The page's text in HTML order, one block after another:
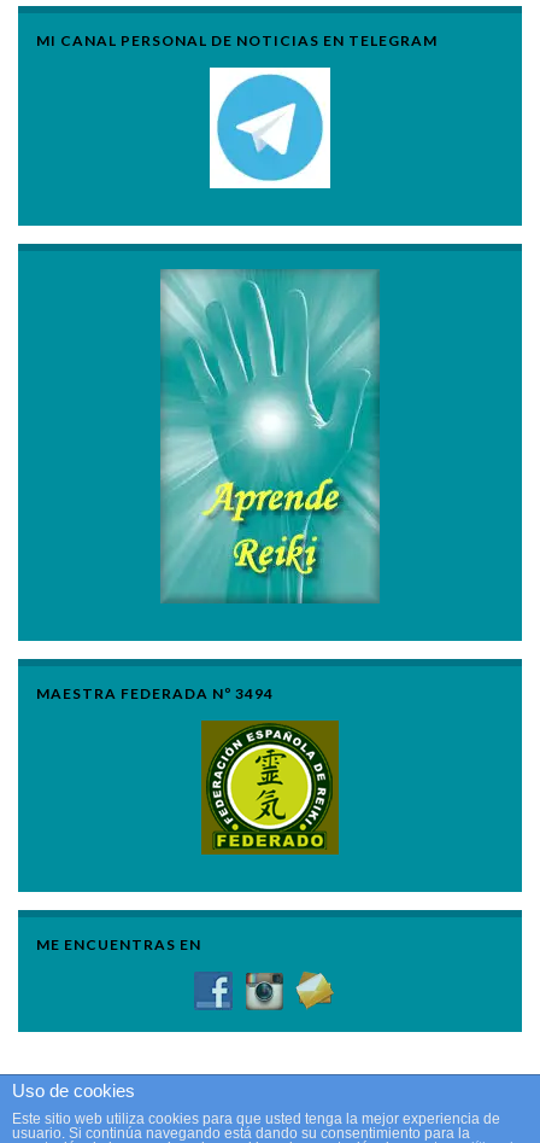
MI CANAL PERSONAL DE NOTICIAS EN TELEGRAM
MAESTRA FEDERADA Nº 3494
ME ENCUENTRAS EN
Reiki en Castellón © 2011 - 2025. Todos los derechos reservados.
Aviso Legal
Uso de cookies
Este sitio web utiliza cookies para que usted tenga la mejor experiencia de
usuario. Si continúa navegando está dando su consentimiento para la